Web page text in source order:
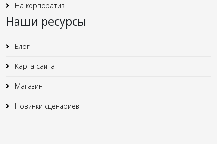
На корпоратив
Наши ресурсы
Блог
Карта сайта
Магазин
Новинки сценариев